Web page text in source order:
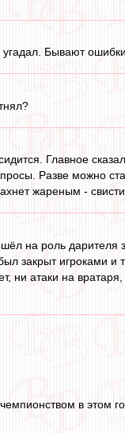
Бывают
Главное
Разве можно
жареным -
на роль дарителя
закрыт игроками и
ни атаки на
в этом